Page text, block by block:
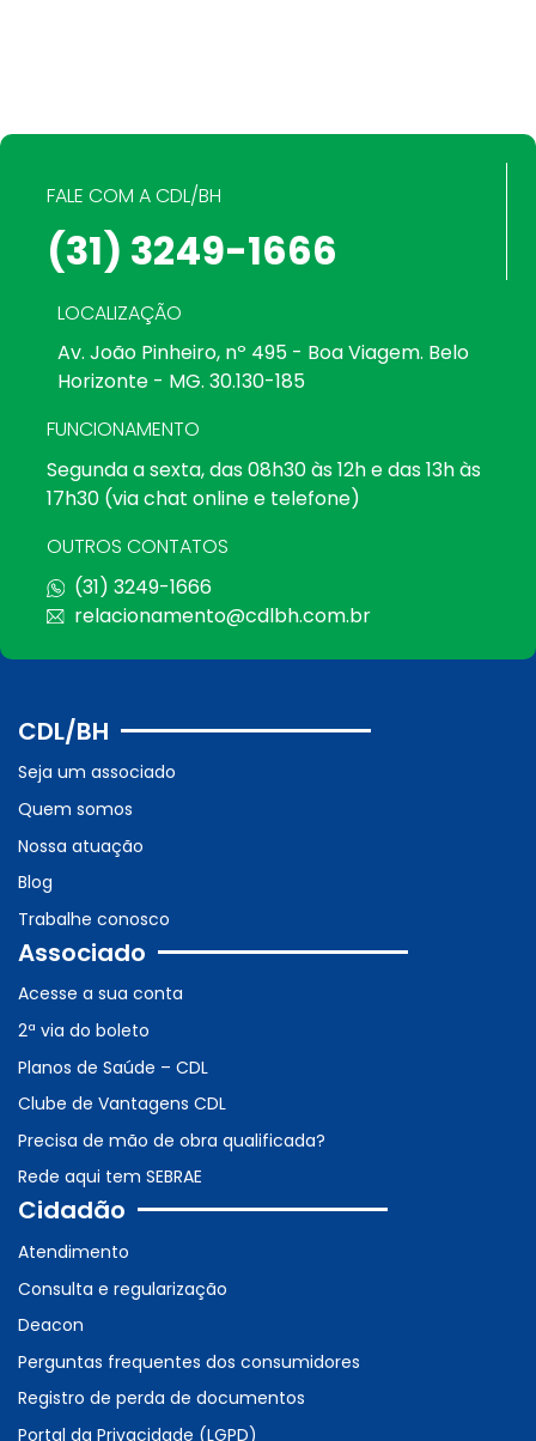
FALE COM A CDL/BH
(31) 3249-1666
LOCALIZAÇÃO
Av. João Pinheiro, nº 495 - Boa Viagem. Belo
Horizonte - MG. 30.130-185
FUNCIONAMENTO
Segunda a sexta, das 08h30 às 12h e das 13h às
17h30 (via chat online e telefone)
OUTROS CONTATOS
(31) 3249-1666
relacionamento@cdlbh.com.br
CDL/BH
Seja um associado
Quem somos
Nossa atuação
Blog
Trabalhe conosco
Associado
Acesse a sua conta
2ª via do boleto
Planos de Saúde – CDL
Clube de Vantagens CDL
Precisa de mão de obra qualificada?
Rede aqui tem SEBRAE
Cidadão
Atendimento
Consulta e regularização
Deacon
Perguntas frequentes dos consumidores
Registro de perda de documentos
Portal da Privacidade (LGPD)